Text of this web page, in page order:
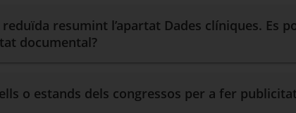
reduïda resumint l’apartat Dades clíniques.
documental?
o estands dels congressos per a fer